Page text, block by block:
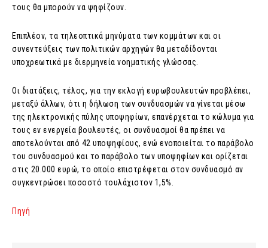
τους θα μπορούν να ψηφίζουν.
Επιπλέον, τα τηλεοπτικά μηνύματα των κομμάτων και οι
συνεντεύξεις των πολιτικών αρχηγών θα μεταδίδονται
υποχρεωτικά με διερμηνεία νοηματικής γλώσσας.
Οι διατάξεις, τέλος, για την εκλογή ευρωβουλευτών προβλέπει,
μεταξύ άλλων, ότι η δήλωση των συνδυασμών να γίνεται μέσω
της ηλεκτρονικής πύλης υποψηφίων, επανέρχεται το κώλυμα για
τους εν ενεργεία βουλευτές, οι συνδυασμοί θα πρέπει να
αποτελούνται από 42 υποψηφίους, ενώ ενοποιείται το παράβολο
του συνδυασμού και το παράβολο των υποψηφίων και ορίζεται
στις 20.000 ευρώ, το οποίο επιστρέφεται στον συνδυασμό αν
συγκεντρώσει ποσοστό τουλάχιστον 1,5%.
Πηγή